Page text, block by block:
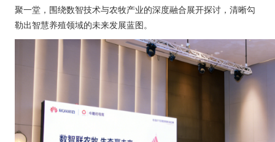
聚一堂，围绕数智技术与农牧产业的深度融合展开探讨，清晰勾
勒出智慧养殖领域的未来发展蓝图。